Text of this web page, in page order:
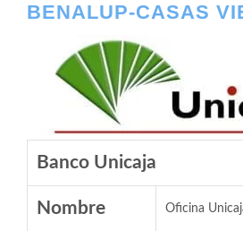
BENALUP-CASAS
Banco Unicaja
Nombre Oficina